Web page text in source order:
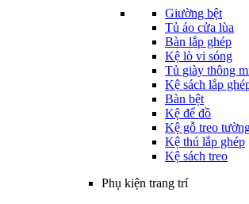
Giường bệt
Tủ áo cửa lùa
Bàn lắp ghép
Kệ lò vi sóng
Tủ giày thông
Kệ sách lắp
Bàn bệt
Kệ để đồ
Kệ gỗ treo
Kệ thú lắp ghép
Kệ sách treo
Phụ kiện trang trí